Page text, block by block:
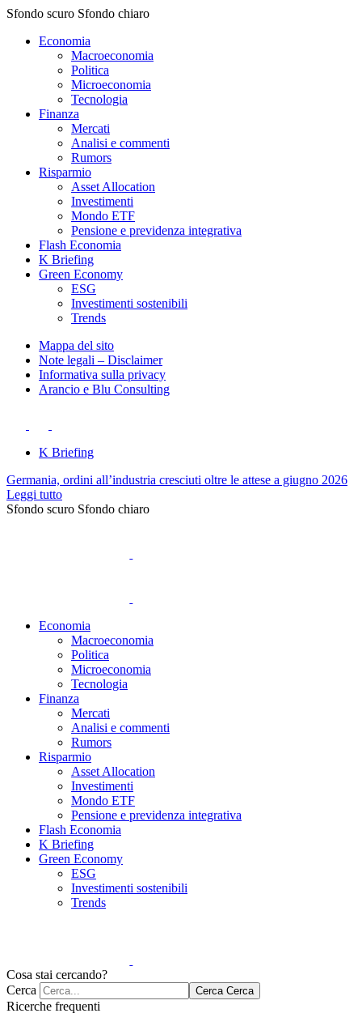
Sfondo scuro Sfondo chiaro
Economia
Macroeconomia
Politica
Microeconomia
Tecnologia
Finanza
Mercati
Analisi e commenti
Rumors
Risparmio
Asset Allocation
Investimenti
Mondo ETF
Pensione e previdenza integrativa
Flash Economia
K Briefing
Green Economy
ESG
Investimenti sostenibili
Trends
Mappa del sito
Note legali – Disclaimer
Informativa sulla privacy
Arancio e Blu Consulting
K Briefing
Germania, ordini all’industria cresciuti oltre le attese a giugno 2026
Leggi tutto
Sfondo scuro Sfondo chiaro
Economia
Macroeconomia
Politica
Microeconomia
Tecnologia
Finanza
Mercati
Analisi e commenti
Rumors
Risparmio
Asset Allocation
Investimenti
Mondo ETF
Pensione e previdenza integrativa
Flash Economia
K Briefing
Green Economy
ESG
Investimenti sostenibili
Trends
Cosa stai cercando?
Cerca
Cerca Cerca
Ricerche frequenti